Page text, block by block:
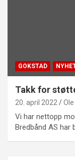
GOKSTAD
Takk for
20. april 2022
Vi har nettopp
Bredbånd AS har